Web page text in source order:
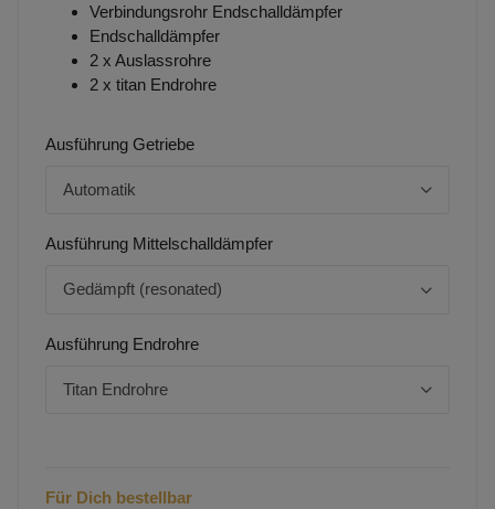
Verbindungsrohr Endschalldämpfer
Endschalldämpfer
2 x Auslassrohre
2 x titan Endrohre
Ausführung Getriebe
Automatik
Ausführung Mittelschalldämpfer
Gedämpft (resonated)
Ausführung Endrohre
Titan Endrohre
Für Dich bestellbar